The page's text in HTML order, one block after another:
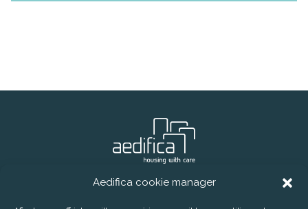
Aedifica cookie manager